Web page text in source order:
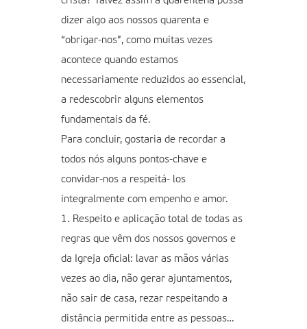
dizer algo aos nossos quarenta e
“obrigar-nos”, como muitas vezes
acontece quando estamos
necessariamente reduzidos ao essencial,
a redescobrir alguns elementos
fundamentais da fé.
Para concluir, gostaria de recordar a
todos nós alguns pontos-chave e
convidar-nos a respeitá- los
integralmente com empenho e amor.
1. Respeito e aplicação total de todas as
regras que vêm dos nossos governos e
da Igreja oficial: lavar as mãos várias
vezes ao dia, não gerar ajuntamentos,
não sair de casa, rezar respeitando a
distância permitida entre as pessoas…